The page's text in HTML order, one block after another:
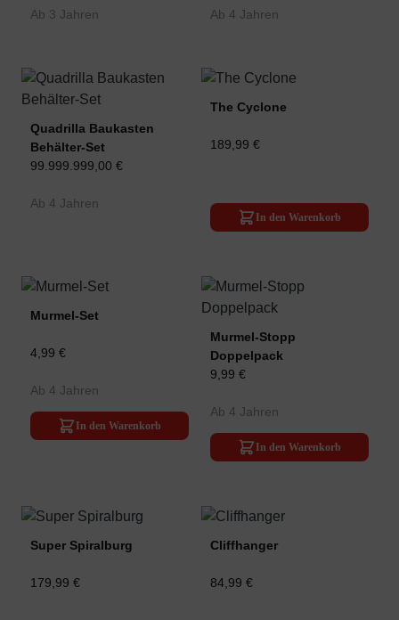
Ab 3 Jahren Ab 4 Jahren
Quadrilla Baukasten
Behälter-Set
99.999.999,00 €
Ab 4 Jahren
The Cyclone
189,99 €
In den Warenkorb
Murmel-Set
4,99 €
Ab 4 Jahren
In den Warenkorb
Murmel-Stopp
Doppelpack
9,99 €
Ab 4 Jahren
In den Warenkorb
Super Spiralburg
179,99 €
Cliffhanger
84,99 €